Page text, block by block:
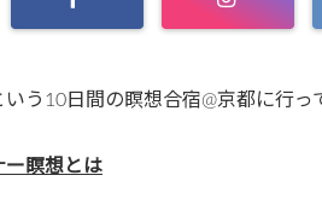
う10日間の瞑想合宿@京都に行っ
ー瞑想とは